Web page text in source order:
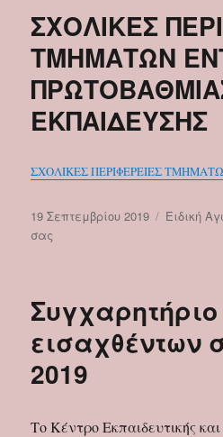
ΣΧΟΛΙΚΕΣ
ΤΜΗΜΑΤΩΝ
ΕΚΠΑΙΔΕΥΣΗΣ
ΣΧΟΛΙΚΕΣ ΠΕΡΙΦΕΡΕΙΕΣ
Δημοσιεύτηκε
την
19 Σεπτεμβρίου 2019 Ειδική
σας
ΕΝΤΑΞΗΣ
ΠΡΩΤΟΒΑΘΜΙΑΣ
ΕΚΠΑΙΔΕΥΣΗΣ
εισαχθέντων
2019
Το Κέντρο Εκπαιδευτικής